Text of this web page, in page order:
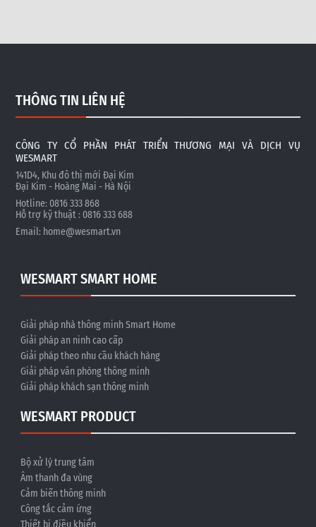
THÔNG TIN LIÊN HỆ
CÔNG TY CỔ PHẦN PHÁT TRIỂN THƯƠNG MẠI VÀ DỊCH VỤ
WESMART
141D4, Khu đô thị mới Đại Kim
Đại Kim - Hoàng Mai - Hà Nội
Hotline: 0816 333 868
Hỗ trợ kỹ thuật : 0816 333 688
Email: home@wesmart.vn
WESMART SMART HOME
Giải pháp nhà thông minh Smart Home
Giải pháp an ninh cao cấp
Giải pháp theo nhu cầu khách hàng
Giải pháp văn phòng thông minh
Giải pháp khách sạn thông minh
WESMART PRODUCT
Bộ xử lý trung tâm
Âm thanh đa vùng
Cảm biến thông minh
Công tắc cảm ứng
Thiết bị điều khiển